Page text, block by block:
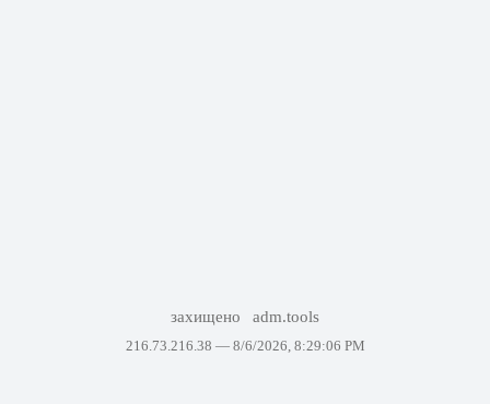
захищено adm.tools
216.73.216.38 — 8/6/2026, 8:29:06 PM